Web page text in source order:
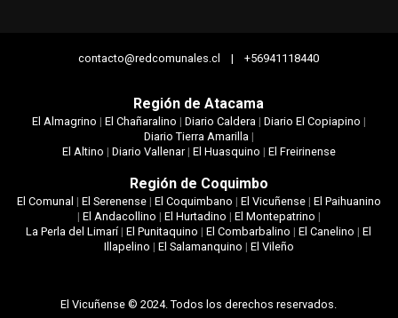
contacto@redcomunales.cl | +56941118440
Región de Atacama
El Almagrino | El Chañaralino | Diario Caldera | Diario El Copiapino |
Diario Tierra Amarilla |
El Altino | Diario Vallenar| El Huasquino | El Freirinense
Región de Coquimbo
El Comunal | El Serenense| El Coquimbano | El Vicuñense| El Paihuanino
| El Andacollino | El Hurtadino | El Montepatrino |
La Perla del Limarí|El Punitaquino |El Combarbalino |El Canelino |El
Illapelino | El Salamanquino | El Vileño
El Vicuñense © 2024. Todos los derechos reservados.